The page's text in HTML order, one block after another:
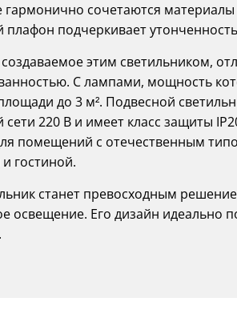
гармонично сочетаются материалы
подчеркивает утонченность
этим светильником,
С лампами, мощность
до 3 м². Подвесной
сети 220 В и имеет класс защиты
помещений с отечественным
гостиной.
станет превосходным
освещение. Его дизайн идеально